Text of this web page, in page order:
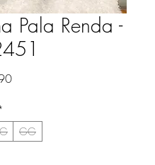
Pala Renda -
Preço
G
GG